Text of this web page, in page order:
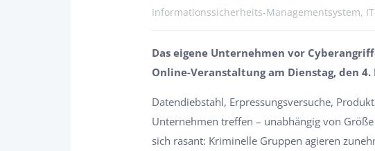
Informationssicherheits-Managementsystem,
Das eigene Unternehmen vor
Online-Veranstaltung am Dienstag, den
Datendiebstahl, Erpressungsversuche,
Unternehmen treffen – unabhängig von
sich rasant: Kriminelle Gruppen agieren